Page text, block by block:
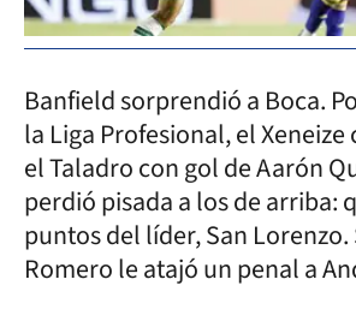
Banfield sorprendió a Boca.
la Liga Profesional, el Xeneize
el Taladro con gol de Aarón
perdió pisada a los de arriba:
puntos del líder, San Lorenzo.
Romero le atajó un penal a